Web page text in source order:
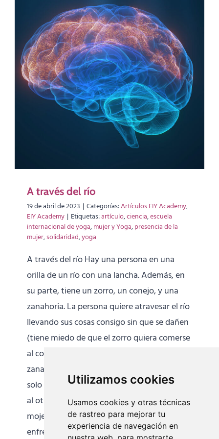
Utilizamos cookies
Usamos cookies y otras técnicas
de rastreo para mejorar tu
experiencia de navegación en
A través del río
19 de abril de 2023 | Categorías:Artículos EIY Academy,
EIY Academy | Etiquetas:artículo,ciencia,escuela
internacional de yoga,mujer y Yoga,presencia de la
mujer,solidaridad,yoga
A través del río Hay una persona en una
orilla de un río con una lancha. Además, en
su parte, tiene un zorro, un conejo, y una
zanahoria. La persona quiere atravesar el río
llevando sus cosas consigo sin que se dañen
(tiene miedo de que el zorro quiera comerse
al conejo y que éste último devore la
zanahoria). El problema es que en la lancha
solo caben él y algo más. ¿Cómo lleva todo
al otro lado del río sin que haya daños o se
moje? Quizá no es la primera vez que nos
enfrentamos ante un problema de[...]